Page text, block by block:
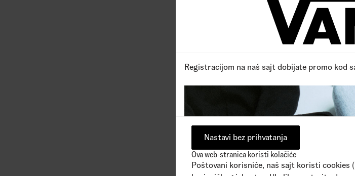
Registracijom na naš sajt dobijate promo kod
Nastavi bez prihvatanja
Ova web-stranica koristi kolačiće
Poštovani korisniče, naš sajt koristi cookies